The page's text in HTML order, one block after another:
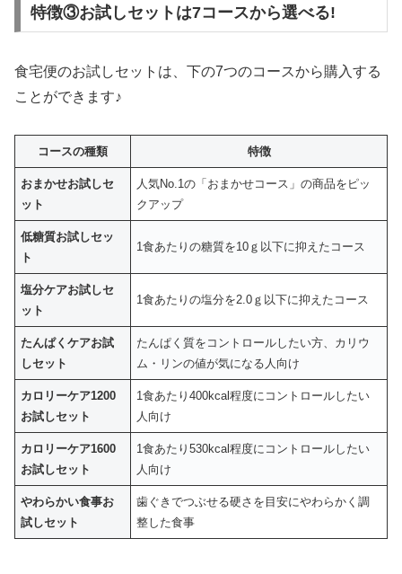
特徴③お試しセットは7コースから選べる!
食宅便のお試しセットは、下の7つのコースから購入する
ことができます♪
コースの種類 特徴
おまかせお試しセ
ット
人気No.1の「おまかせコース」の商品をピッ
クアップ
低糖質お試しセッ
ト
1食あたりの糖質を10ｇ以下に抑えたコース
塩分ケアお試しセ
ット
1食あたりの塩分を2.0ｇ以下に抑えたコース
たんぱくケアお試
しセット
たんぱく質をコントロールしたい方、カリウ
ム・リンの値が気になる人向け
カロリーケア1200
お試しセット
1食あたり400kcal程度にコントロールしたい
人向け
カロリーケア1600
お試しセット
1食あたり530kcal程度にコントロールしたい
人向け
やわらかい食事お
試しセット
歯ぐきでつぶせる硬さを目安にやわらかく調
整した食事